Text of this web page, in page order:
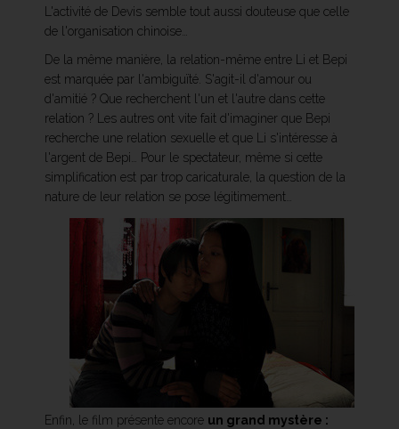
L'activité de Devis semble tout aussi douteuse que celle
de l'organisation chinoise…
De la même manière, la relation-même entre Li et Bepi
est marquée par l'ambiguïté. S'agit-il d'amour ou
d'amitié ? Que recherchent l'un et l'autre dans cette
relation ? Les autres ont vite fait d'imaginer que Bepi
recherche une relation sexuelle et que Li s'intéresse à
l'argent de Bepi… Pour le spectateur, même si cette
simplification est par trop caricaturale, la question de la
nature de leur relation se pose légitimement…
Enfin, le film présente encore un grand mystère :